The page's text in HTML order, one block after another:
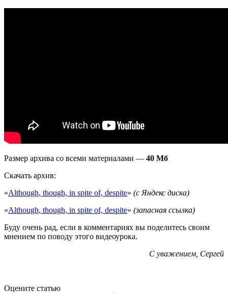
Размер архива со всеми материалами — 40 Мб
Скачать архив:
«Although, though, in spite of, despite» (с Яндекс диска)
«Although, though, in spite of, despite» (запасная ссылка)
Буду очень рад, если в комментариях вы поделитесь своим
мнением по поводу этого видеоурока.
С уважением, Сергей
Оцените статью